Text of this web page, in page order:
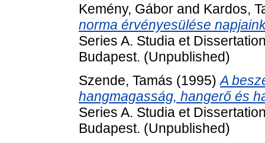
Kemény, Gábor and Kardos,
norma érvényesülése
Series A. Studia et
Budapest. (Unpublished)
Szende, Tamás (1995)A
hangmagasság, hangerő és
Series A. Studia et
Budapest. (Unpublished)